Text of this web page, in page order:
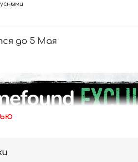
до 5 Мая